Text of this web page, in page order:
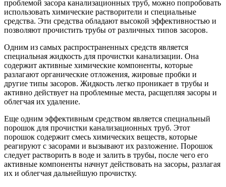
проблемой засора канализационных труб, можно попробовать
использовать химические растворители и специальные
средства. Эти средства обладают высокой эффективностью и
позволяют прочистить трубы от различных типов засоров.
Одним из самых распространенных средств является
специальная жидкость для прочистки канализации. Она
содержит активные химические компоненты, которые
разлагают органические отложения, жировые пробки и
другие типы засоров. Жидкость легко проникает в трубы и
активно действует на проблемные места, расщепляя засоры и
облегчая их удаление.
Еще одним эффективным средством является специальный
порошок для прочистки канализационных труб. Этот
порошок содержит смесь химических веществ, которые
реагируют с засорами и вызывают их разложение. Порошок
следует растворить в воде и залить в трубы, после чего его
активные компоненты начнут действовать на засоры, разлагая
их и облегчая дальнейшую прочистку.